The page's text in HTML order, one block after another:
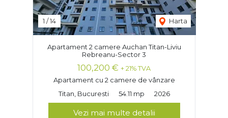
1 /14 Harta
Apartament 2 camere Auchan Titan-Liviu
Rebreanu-Sector 3
100,200 € + 21% TVA
Apartament cu 2 camere de vânzare
Titan, Bucuresti
54.11 mp 2026
Vezi mai multe detalii